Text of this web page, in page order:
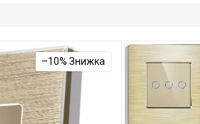
–10%